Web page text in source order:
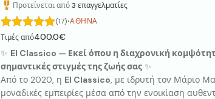
Προτείνεται από3 επαγγελματίες
(17)·ΑΘΉΝΑ
Τιμές από400.0€
✨ El Classico — Εκεί όπου η διαχρονική
σημαντικές στιγμές της ζωής σας ✨
Από το 2020, η El Classico, με ιδρυτή τον Μάριο
μοναδικές εμπειρίες μέσα από την ενοικίαση